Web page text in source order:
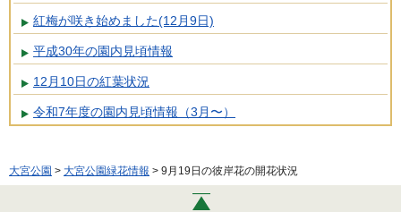
紅梅が咲き始めました(12月9日)
平成30年の園内見頃情報
12月10日の紅葉状況
令和7年度の園内見頃情報（3月〜）
大宮公園 > 大宮公園緑花情報 > 9月19日の彼岸花の開花状況